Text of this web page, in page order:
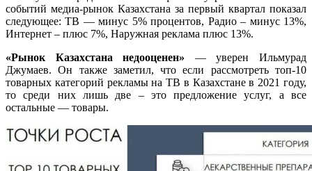
событий медиа-рынок Казахстана за первый квартал показал
следующее: ТВ — минус 5% процентов, Радио – минус 13%,
Интернет – плюс 7%, Наружная реклама плюс 13%.
«Рынок Казахстана недооценен» — уверен Ильмурад
Джумаев. Он также заметил, что если рассмотреть топ-10
товарных категорий рекламы на ТВ в Казахстане в 2021 году,
то среди них лишь две – это предложение услуг, а все
остальные — товары.